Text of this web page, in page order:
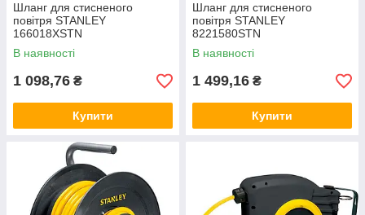
Шланг для стисненого
повітря STANLEY
166018XSTN
В наявності
1 098,76 ₴
Купити
Шланг для стисненого
повітря STANLEY
8221580STN
В наявності
1 499,16 ₴
Купити